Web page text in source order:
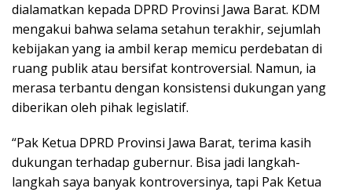
dialamatkan kepada DPRD Provinsi Jawa Barat. KDM
mengakui bahwa selama setahun terakhir, sejumlah
kebijakan yang ia ambil kerap memicu perdebatan di
ruang publik atau bersifat kontroversial. Namun, ia
merasa terbantu dengan konsistensi dukungan yang
diberikan oleh pihak legislatif.
“Pak Ketua DPRD Provinsi Jawa Barat, terima kasih
dukungan terhadap gubernur. Bisa jadi langkah-
langkah saya banyak kontroversinya, tapi Pak Ketua